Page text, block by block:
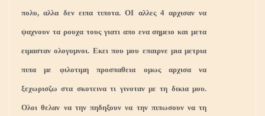
πολυ, αλλα δεν ειπα τιποτα. ΟΙ αλλες 4 αρχισαν να
ψαχνουν τα ρουχα τους γιατι απο ενα σημειο και μετα
ειμασταν ολογυμνοι. Εκει που μου επαιρνε μια μετρια
πιπα με φιλοτιμη προσπαθεια ομως αρχισα να
ξεχωρισζω στα σκοτεινα τι γινοταν με τη δικια μου.
Ολοι θελαν να την πηδηξουν να την πιπωσουν να τη